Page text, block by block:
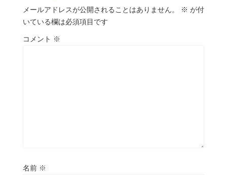
メールアドレスが公開されることはありません。 ※ が付
いている欄は必須項目です
コメント ※
名前 ※